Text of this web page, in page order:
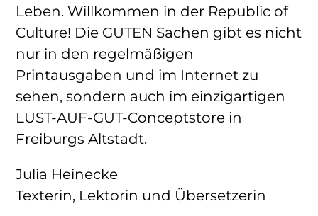
Leben. Willkommen in der Republic of
Culture! Die GUTEN Sachen gibt es nicht
nur in den regelmäßigen
Printausgaben und im Internet zu
sehen, sondern auch im einzigartigen
LUST-AUF-GUT-Conceptstore in
Freiburgs Altstadt.
Julia Heinecke
Texterin, Lektorin und Übersetzerin